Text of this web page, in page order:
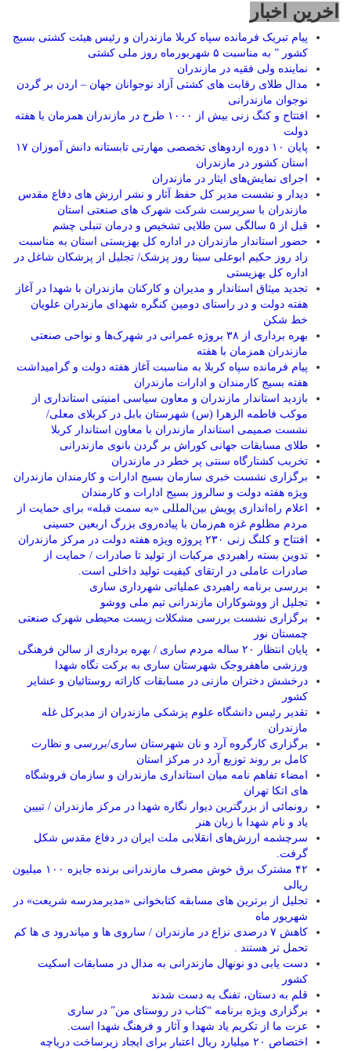
اخرین اخبار
پیام تبریک فرمانده سپاه کربلا مازندران و رئیس هیئت کشتی بسیج
کشور ” به مناسبت ۵ شهریورماه روز ملی کشتی
نماينده ولی فقیه در مازندران
مدال طلای رقابت های کشتی آزاد نوجوانان جهان – اردن بر گردن
نوجوان مازندرانی
افتتاح و کنگ زنی بیش از ۱۰۰۰ طرح در مازندران همزمان با هفته
دولت
پایان ۱۰ دوره اردوهای تخصصی مهارتی تابستانه دانش آموزان ۱۷
استان کشور در مازندران
اجرای نمایش‌های ایثار در مازندران
دیدار و نشست مدیر کل حفظ آثار و نشر ارزش های دفاع مقدس
مازندران با سرپرست شرکت شهرک های صنعتی استان
قبل از ۵ سالگی سن طلایی تشخیص و درمان تنبلی چشم
حضور استاندار مازندران در اداره کل بهزیستی استان به مناسبت
زاد روز حکیم ابوعلی سینا روز پزشک/ تجلیل از پزشکان شاغل در
اداره کل بهزیستی
تجدید میثاق استاندار و مدیران و کارکنان مازندران با شهدا در آغاز
هفته دولت و در راستای دومین کنگره شهدای مازندران علویان
خط شکن
بهره برداری از ۳۸ بروژه عمرانی در شهرک‌ها و نواحی صنعتی
مازندران همزمان با هفته
پیام فرمانده سپاه کربلا به مناسبت آغاز هفته دولت و گرامیداشت
هفته بسیج کارمندان و ادارات مازندران
بازدید استاندار مازندران و معاون سیاسی امنیتی استانداری از
موکب فاطمه الزهرا (س) شهرستان بابل در کربلای معلی/
نشست صمیمی استاندار مازندران با معاون استاندار کربلا
طلای مسابقات جهانی کوراش بر گردن بانوی مازندرانی
تخربب کشتارگاه سنتی پر خطر در مازندران
برگزاری نشست خبری سازمان بسیج ادارات و کارمندان مازندران
ویژه هفته دولت و سالروز بسیج ادارات و کارمندان
اعلام راه‌اندازی پویش بین‌المللی «به سمت قبله» برای حمایت از
مردم مظلوم غزه هم‌زمان با پیاده‌روی بزرگ اربعین حسینی
افتتاح و کلنگ زنی ۲۳۰ پروژه ویژه هفته دولت در مرکز مازندران
تدوین بسته راهبردی مرکبات از تولید تا صادرات / حمایت از
صادرات عاملی در ارتقای کیفیت تولید داخلی است.
بررسی برنامه راهبردی عملیاتی شهرداری ساری
تجلیل از ووشوکاران مازندرانی تیم ملی ووشو
برگزاری نشست بررسی مشکلات زیست محیطی شهرک صنعتی
چمستان نور
پایان انتظار ۲۰ ساله مردم ساری / بهره برداری از سالن فرهنگی
ورزشی ماهفروجک شهرستان ساری به برکت نگاه شهدا
درخشش دختران مازنی در مسابقات کاراته روستائیان و عشایر
کشور
تقدیر رئیس دانشگاه علوم پزشکی مازندران از مدیرکل غله
مازندران
برگزاری کارگروه آرد و نان شهرستان ساری/بررسی و نظارت
کامل بر روند توزیع آرد در مرکز استان
امضاء تفاهم نامه میان استانداری مازندران و سازمان فروشگاه
های اتکا تهران
رونمائی از بزرگترین دیوار نگاره شهدا در مرکز مازندران / تبیین
یاد و نام شهدا با زبان هنر
سرچشمه ارزش‌های انقلابی ملت ایران در دفاع مقدس شکل
گرفت.
۴۲ مشترک برق خوش مصرف مازندرانی برنده جایزه ۱۰۰ میلیون
ریالی
تجلیل از برترین های مسابقه کتابخوانی «مدیرمدرسه شریعت» در
شهریور ماه
کاهش ۷ درصدی نزاع در مازندران / ساروی ها و میاندرود ی ها کم
تحمل تر هستند‌ .
دست یابی دو نونهال مازندرانی به مدال در مسابقات اسکیت
کشور
قلم به دستان، تفنگ به دست شدند
برگزاری ویژه برنامه “کتاب در روستای من” در ساری
عزت ما از تکریم یاد شهدا و آثار و فرهنگ شهدا است.
اختصاص ۲۰ میلیارد ریال اعتبار برای ایجاد زیرساخت دریاچه